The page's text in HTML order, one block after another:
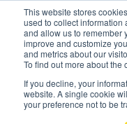
This website stores
used to collect information
and allow us to remember
improve and customize
and metrics about our
To find out more about the
If you decline, your
website. A single cookie
your preference not to be
Nederlands
Nieuws